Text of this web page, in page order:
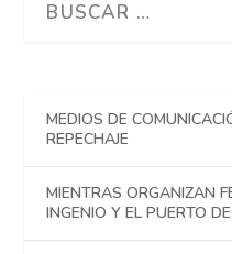
MEDIOS DE
REPECHAJE
MIENTRAS ORGANIZAN
INGENIO Y EL PUERTO